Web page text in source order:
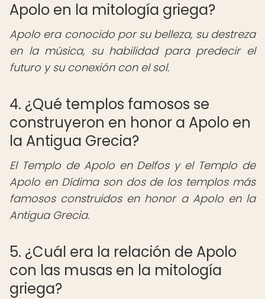
Apolo en la mitología griega?
Apolo era conocido por su belleza, su destreza
en la música, su habilidad para predecir el
futuro y su conexión con el sol.
4. ¿Qué templos famosos se
construyeron en honor a Apolo en
la Antigua Grecia?
El Templo de Apolo en Delfos y el Templo de
Apolo en Dídima son dos de los templos más
famosos construidos en honor a Apolo en la
Antigua Grecia.
5. ¿Cuál era la relación de Apolo
con las musas en la mitología
griega?